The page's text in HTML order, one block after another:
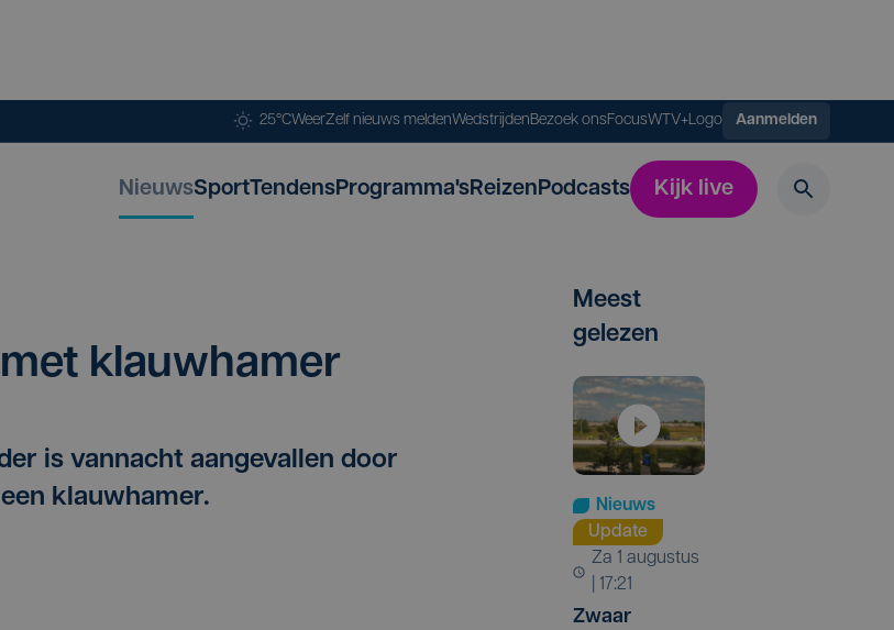
25°CWeerZelf nieuws meldenWedstrijdenBezoek onsFocusWTV+Logo Aanmelden
NieuwsSportTendensProgramma'sReizenPodcasts Kijk live
klauwhamer
is vannacht aangevallen door
klauwhamer.
Meest
gelezen
Nieuws
Update
za 1 augustus
| 17:21
Zwaar